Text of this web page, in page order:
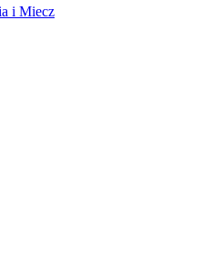
i Miecz